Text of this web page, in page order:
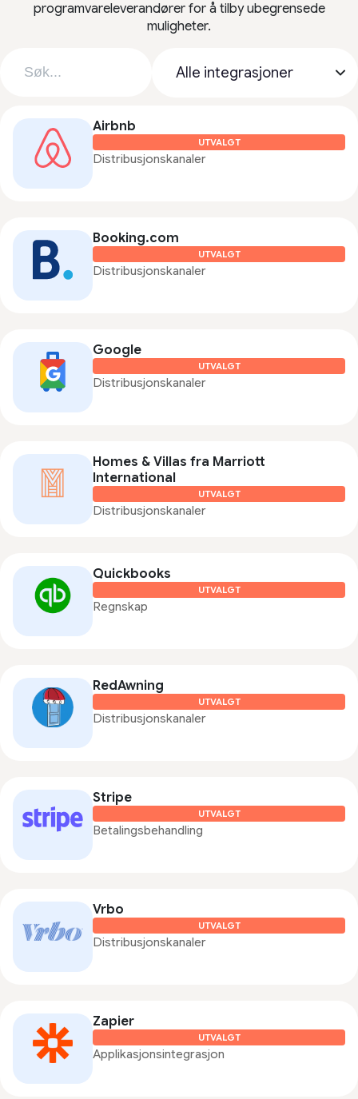
programvareleverandører for å tilby ubegrensede
muligheter.
Airbnb
UTVALGT
Distribusjonskanaler
Booking.com
UTVALGT
Distribusjonskanaler
Google
UTVALGT
Distribusjonskanaler
Homes & Villas fra Marriott
International
UTVALGT
Distribusjonskanaler
Quickbooks
UTVALGT
Regnskap
RedAwning
UTVALGT
Distribusjonskanaler
Stripe
UTVALGT
Betalingsbehandling
Vrbo
UTVALGT
Distribusjonskanaler
Zapier
UTVALGT
Applikasjonsintegrasjon